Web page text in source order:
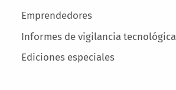
Emprendedores
Informes de vigilancia tecnológica
Ediciones especiales